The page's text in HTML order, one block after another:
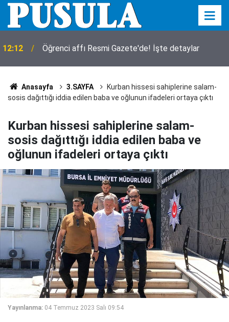
12:12 Öğrenci affı Resmi Gazete'de! İşte detaylar
Anasayfa 3.SAYFA
Kurban hissesi sahiplerine salam-
sosis dağıttığı iddia edilen baba ve oğlunun ifadeleri ortaya çıktı
Kurban hissesi sahiplerine salam-
sosis dağıttığı iddia edilen baba ve
oğlunun ifadeleri ortaya çıktı
Yayınlanma: 04 Temmuz 2023 Salı 09:54